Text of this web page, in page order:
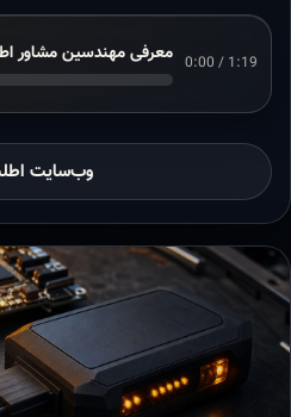
0:00 / 1:19 معرفی مهندسین مشاور
وب‌سایت